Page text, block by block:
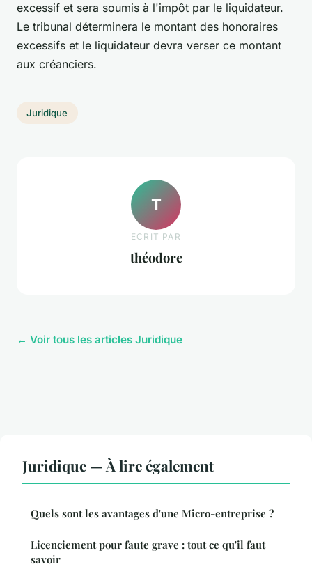
excessif et sera soumis à l'impôt par le liquidateur.
Le tribunal déterminera le montant des honoraires
excessifs et le liquidateur devra verser ce montant
aux créanciers.
Juridique
T
ECRIT PAR
théodore
← Voir tous les articles Juridique
Juridique — À lire également
Quels sont les avantages d'une Micro-entreprise ?
Licenciement pour faute grave : tout ce qu'il faut
savoir